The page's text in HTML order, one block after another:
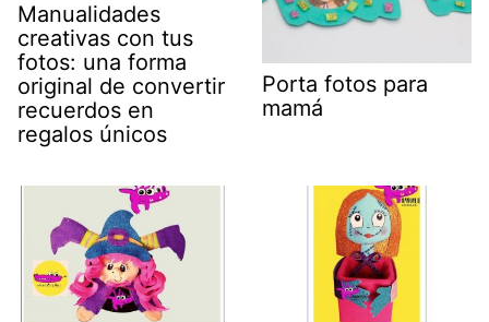
Manualidades
creativas con tus
fotos: una forma
original de convertir
recuerdos en
regalos únicos
Porta fotos para
mamá